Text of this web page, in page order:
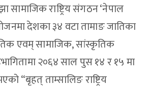
सामाजिक राष्ट्रिय संगठन ‘नेपाल
देशका ३४ वटा तामाङ जातिका
एवम् सामाजिक, सांस्कृतिक
२०६४ साल पुस १४ र १५ मा
“बृहत् ताम्सालिङ राष्ट्रिय